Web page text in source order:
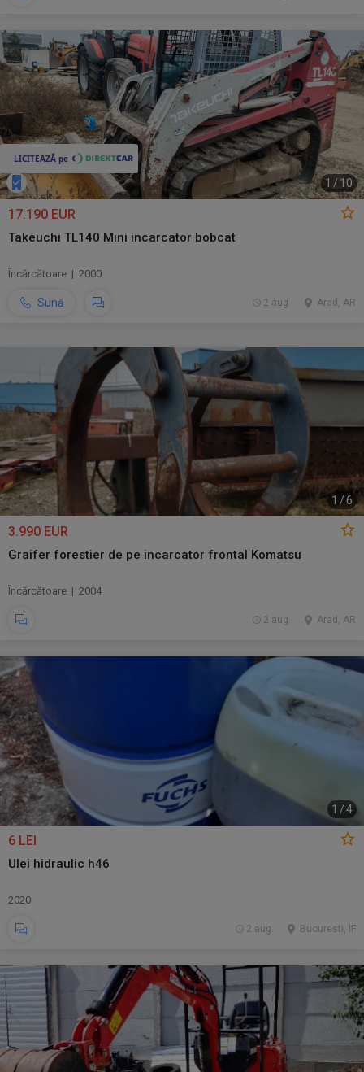
1 /10
17.190 EUR
Takeuchi TL140 Mini incarcator bobcat
Încărcătoare | 2000
Sună Arad, AR
2 aug.
1 /6
3.990 EUR
Graifer forestier de pe incarcator frontal Komatsu
Încărcătoare | 2004
Arad, AR
2 aug.
1 /4
6 LEI
Ulei hidraulic h46
2020
Bucuresti, IF
2 aug.